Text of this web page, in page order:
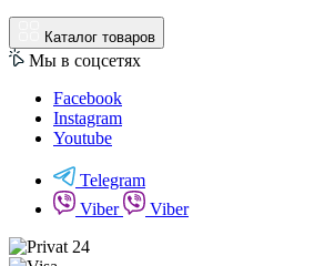
Каталог товаров
Мы в соцсетях
Facebook
Instagram
Youtube
Telegram
Viber
Viber